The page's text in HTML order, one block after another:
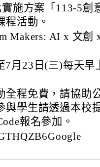
施方案「113-5創
程活動。
Makers: AI x 文創
7月23日(三)每天早
程免費，請協助
與學生請透過本校
報名參加。